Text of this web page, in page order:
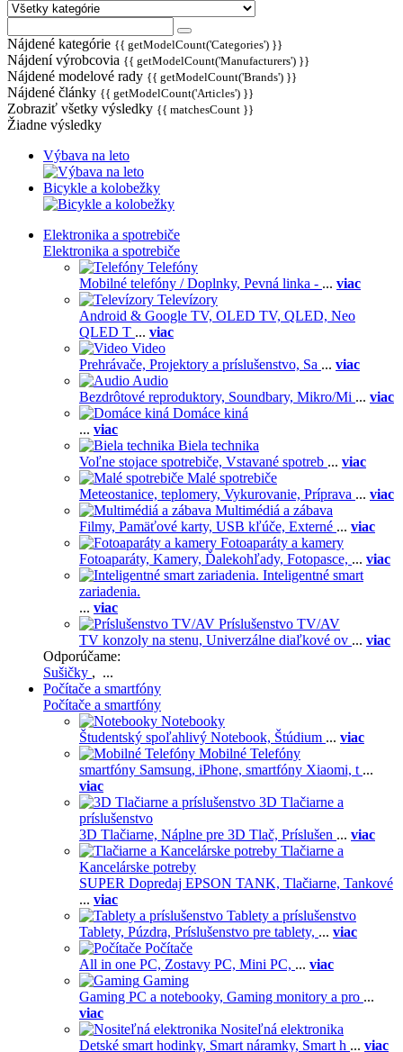
Nájdené kategórie {{ getModelCount('Categories') }}
Nájdení výrobcovia {{ getModelCount('Manufacturers') }}
Nájdené modelové rady {{ getModelCount('Brands') }}
Nájdené články {{ getModelCount('Articles') }}
Zobraziť všetky výsledky {{ matchesCount }}
Žiadne výsledky
Výbava na leto
Bicykle a kolobežky
Elektronika a spotrebiče
Elektronika a spotrebiče
Telefóny
Mobilné telefóny / Doplnky, Pevná linka - ... viac
Televízory
Android & Google TV, OLED TV, QLED, Neo
QLED T ... viac
Video
Prehrávače, Projektory a príslušenstvo, Sa ... viac
Audio
Bezdrôtové reproduktory, Soundbary, Mikro/Mi ... viac
Domáce kiná
... viac
Biela technika
Voľne stojace spotrebiče, Vstavané spotreb ... viac
Malé spotrebiče
Meteostanice, teplomery, Vykurovanie, Príprava ... viac
Multimédiá a zábava
Filmy, Pamäťové karty, USB kľúče, Externé ... viac
Fotoaparáty a kamery
Fotoaparáty, Kamery, Ďalekohľady, Fotopasce, ... viac
Inteligentné smart
zariadenia.
... viac
Príslušenstvo TV/AV
TV konzoly na stenu, Univerzálne diaľkové ov ... viac
Odporúčame:
Sušičky , ...
Počítače a smartfóny
Počítače a smartfóny
Notebooky
Študentský spoľahlivý Notebook, Štúdium ... viac
Mobilné Telefóny
smartfóny Samsung, iPhone, smartfóny Xiaomi, t ...
viac
3D Tlačiarne a
príslušenstvo
3D Tlačiarne, Náplne pre 3D Tlač, Príslušen ... viac
Tlačiarne a
Kancelárske potreby
SUPER Dopredaj EPSON TANK, Tlačiarne, Tankové
... viac
Tablety a príslušenstvo
Tablety, Púzdra, Príslušenstvo pre tablety, ... viac
Počítače
All in one PC, Zostavy PC, Mini PC, ... viac
Gaming
Gaming PC a notebooky, Gaming monitory a pro ...
viac
Nositeľná elektronika
Detské smart hodinky, Smart náramky, Smart h ... viac